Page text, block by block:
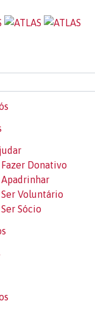
Fazer Donativo
Apadrinhar
Ser Voluntário
Ser Sócio